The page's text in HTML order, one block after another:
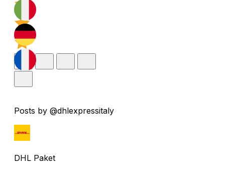
Posts by @dhlexpressitaly
DHL Paket